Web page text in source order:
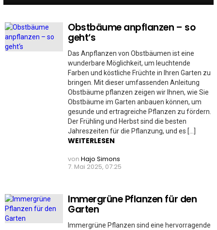
MORE
STORIES
Obstbäume anpflanzen – so
geht‘s
Das Anpflanzen von Obstbäumen ist eine
wunderbare Möglichkeit, um leuchtende
Farben und köstliche Früchte in Ihren Garten zu
bringen. Mit dieser umfassenden Anleitung
Obstbäume pflanzen zeigen wir Ihnen, wie Sie
Obstbäume im Garten anbauen können, um
gesunde und ertragreiche Pflanzen zu fördern.
Der Frühling und Herbst sind die besten
Jahreszeiten für die Pflanzung, und es […]
WEITERLESEN
von Hajo Simons
7. Mai 2025, 07:25
Immergrüne Pflanzen für den
Garten
Immergrüne Pflanzen sind eine hervorragende